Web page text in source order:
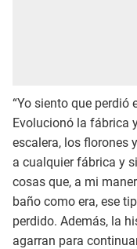
“Yo siento que perdió
Evolucionó la fábrica
escalera, los florones
a cualquier fábrica y
cosas que, a mi
baño como era, ese
perdido. Además, la
agarran para